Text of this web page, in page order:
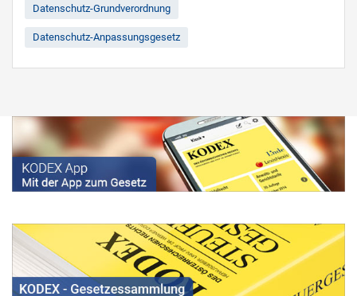
Datenschutz-Grundverordnung
Datenschutz-Anpassungsgesetz